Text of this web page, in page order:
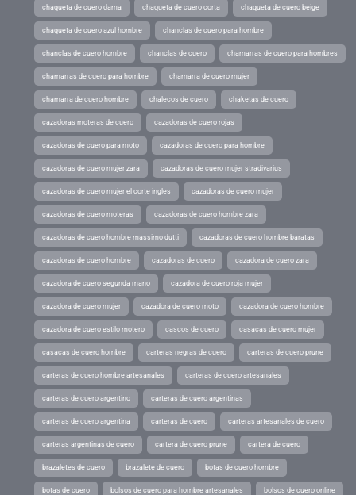
chaqueta de cuero dama chaqueta de cuero corta chaqueta de cuero beige
chaqueta de cuero azul hombre chanclas de cuero para hombre
chanclas de cuero hombre chanclas de cuero chamarras de cuero para hombres
chamarras de cuero para hombre chamarra de cuero mujer
chamarra de cuero hombre chalecos de cuero chaketas de cuero
cazadoras moteras de cuero cazadoras de cuero rojas
cazadoras de cuero para moto cazadoras de cuero para hombre
cazadoras de cuero mujer zara cazadoras de cuero mujer stradivarius
cazadoras de cuero mujer el corte ingles cazadoras de cuero mujer
cazadoras de cuero moteras cazadoras de cuero hombre zara
cazadoras de cuero hombre massimo dutti cazadoras de cuero hombre baratas
cazadoras de cuero hombre cazadoras de cuero cazadora de cuero zara
cazadora de cuero segunda mano cazadora de cuero roja mujer
cazadora de cuero mujer cazadora de cuero moto cazadora de cuero hombre
cazadora de cuero estilo motero cascos de cuero casacas de cuero mujer
casacas de cuero hombre carteras negras de cuero carteras de cuero prune
carteras de cuero hombre artesanales carteras de cuero artesanales
carteras de cuero argentino carteras de cuero argentinas
carteras de cuero argentina carteras de cuero carteras artesanales de cuero
carteras argentinas de cuero cartera de cuero prune cartera de cuero
brazaletes de cuero brazalete de cuero botas de cuero hombre
botas de cuero bolsos de cuero para hombre artesanales bolsos de cuero online